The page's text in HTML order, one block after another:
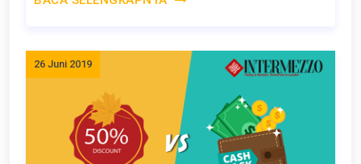
26 Juni 2019